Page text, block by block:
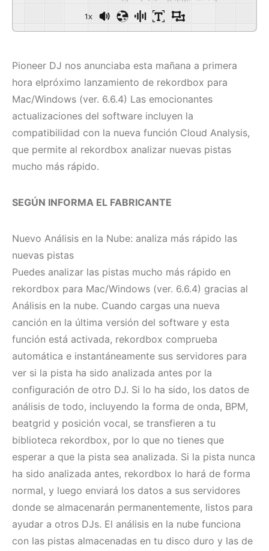
1x
Pioneer DJ nos anunciaba esta mañana a primera
hora elpróximo lanzamiento de rekordbox para
Mac/Windows (ver. 6.6.4) Las emocionantes
actualizaciones del software incluyen la
compatibilidad con la nueva función Cloud Analysis,
que permite al rekordbox analizar nuevas pistas
mucho más rápido.
SEGÚN INFORMA EL FABRICANTE
Nuevo Análisis en la Nube: analiza más rápido las
nuevas pistas
Puedes analizar las pistas mucho más rápido en
rekordbox para Mac/Windows (ver. 6.6.4) gracias al
Análisis en la nube. Cuando cargas una nueva
canción en la última versión del software y esta
función está activada, rekordbox comprueba
automática e instantáneamente sus servidores para
ver si la pista ha sido analizada antes por la
configuración de otro DJ. Si lo ha sido, los datos de
análisis de todo, incluyendo la forma de onda, BPM,
beatgrid y posición vocal, se transfieren a tu
biblioteca rekordbox, por lo que no tienes que
esperar a que la pista sea analizada. Si la pista nunca
ha sido analizada antes, rekordbox lo hará de forma
normal, y luego enviará los datos a sus servidores
donde se almacenarán permanentemente, listos para
ayudar a otros DJs. El análisis en la nube funciona
con las pistas almacenadas en tu disco duro y las de